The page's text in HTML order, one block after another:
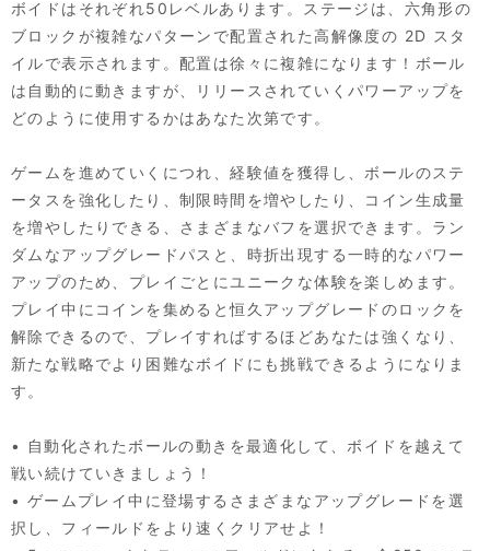
ボイドはそれぞれ50レベルあります。ステージは、六角形の
ブロックが複雑なパターンで配置された高解像度の 2D スタ
イルで表示されます。配置は徐々に複雑になります！ボール
は自動的に動きますが、リリースされていくパワーアップを
どのように使用するかはあなた次第です。
ゲームを進めていくにつれ、経験値を獲得し、ボールのステ
ータスを強化したり、制限時間を増やしたり、コイン生成量
を増やしたりできる、さまざまなバフを選択できます。ラン
ダムなアップグレードパスと、時折出現する一時的なパワー
アップのため、プレイごとにユニークな体験を楽しめます。
プレイ中にコインを集めると恒久アップグレードのロックを
解除できるので、プレイすればするほどあなたは強くなり、
新たな戦略でより困難なボイドにも挑戦できるようになりま
す。
• 自動化されたボールの動きを最適化して、ボイドを越えて
戦い続けていきましょう！
• ゲームプレイ中に登場するさまざまなアップグレードを選
択し、フィールドをより速くクリアせよ！